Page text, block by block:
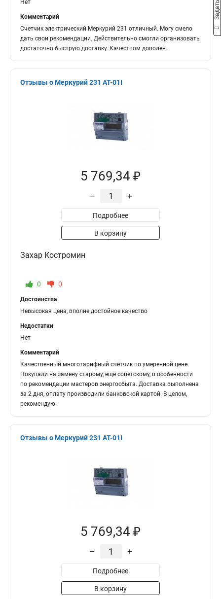
Нет
Комментарий
Счетчик электрический Меркурий 231 отличный. Могу смело
дать свои рекомендации. Действительно смогли организовать
достаточно быструю доставку. Качеством доволен.
Отзывы о Меркурий 231 АТ-01I
5 769,34 ₽
– +
Подробнее
В корзину
Захар Костромин
0 0
Достоинства
Невысокая цена, вполне достойное качество
Недостатки
Нет
Комментарий
Качественный многотарифный счётчик по умеренной цене.
Покупали на замену старому, ещё советскому, в особенности
по рекомендации мастеров энергосбыта. Доставка выполнена
за 2 дня, оплату производили банковской картой. В целом,
рекомендую.
Отзывы о Меркурий 231 АТ-01I
5 769,34 ₽
– +
Подробнее
В корзину